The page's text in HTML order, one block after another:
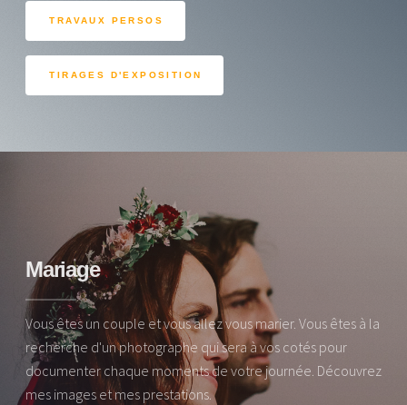
TRAVAUX PERSOS
TIRAGES D'EXPOSITION
Mariage
Vous êtes un couple et vous allez vous marier. Vous êtes à la
recherche d'un photographe qui sera à vos cotés pour
documenter chaque moments de votre journée. Découvrez
mes images et mes prestations.